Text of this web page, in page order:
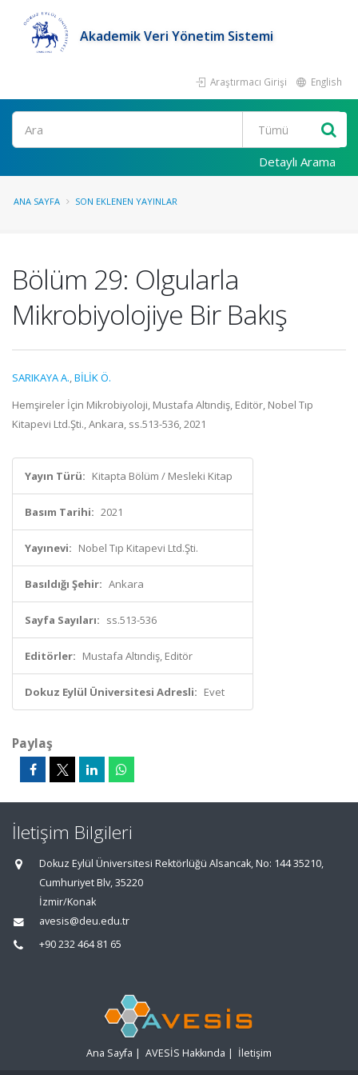
Akademik Veri Yönetim Sistemi
Araştırmacı Girişi English
Ara
Detaylı Arama
ANA SAYFA SON EKLENEN YAYINLAR
Bölüm 29: Olgularla
Mikrobiyolojiye Bir Bakış
SARIKAYA A.,BİLİK Ö.
Hemşireler İçin Mikrobiyoloji, Mustafa Altındiş, Editör, Nobel Tıp
Kitapevi Ltd.Şti., Ankara, ss.513-536, 2021
Yayın Türü: Kitapta Bölüm / Mesleki Kitap
Basım Tarihi: 2021
Yayınevi: Nobel Tıp Kitapevi Ltd.Şti.
Basıldığı Şehir: Ankara
Sayfa Sayıları: ss.513-536
Editörler: Mustafa Altındiş, Editör
Dokuz Eylül Üniversitesi Adresli: Evet
Paylaş
İletişim Bilgileri
Dokuz Eylül Üniversitesi Rektörlüğü Alsancak, No: 144 35210,
Cumhuriyet Blv, 35220
İzmir/Konak
avesis@deu.edu.tr
+90 232 464 81 65
Ana Sayfa | AVESİS Hakkında | İletişim